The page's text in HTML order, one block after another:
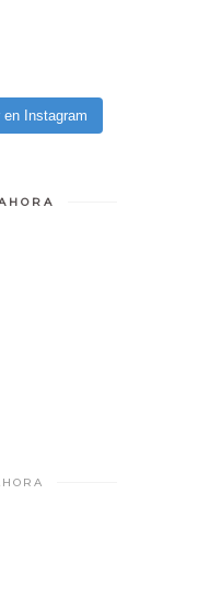
en Instagram